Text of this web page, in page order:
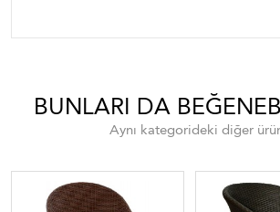
BUNLARI DA
Aynı kategorideki diğer